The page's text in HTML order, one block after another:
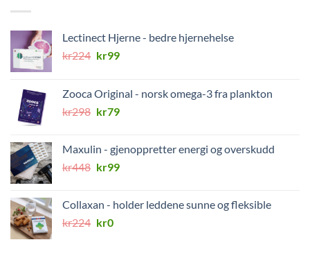
Lectinect Hjerne - bedre hjernehelse
kr224 Opprinnelig
kr224.
kr99Nåværende
kr99.
Zooca Original - norsk omega-3 fra plankton
kr298 Opprinnelig
kr298.
kr79Nåværende
kr79.
Maxulin - gjenoppretter energi og overskudd
kr448 Opprinnelig
kr448.
kr99Nåværende
kr99.
Collaxan - holder leddene sunne og fleksible
kr224 Opprinnelig
kr0Nåværende